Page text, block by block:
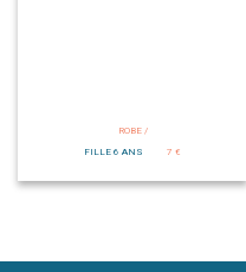
ROBE /
FILLE 6 ANS
7 €